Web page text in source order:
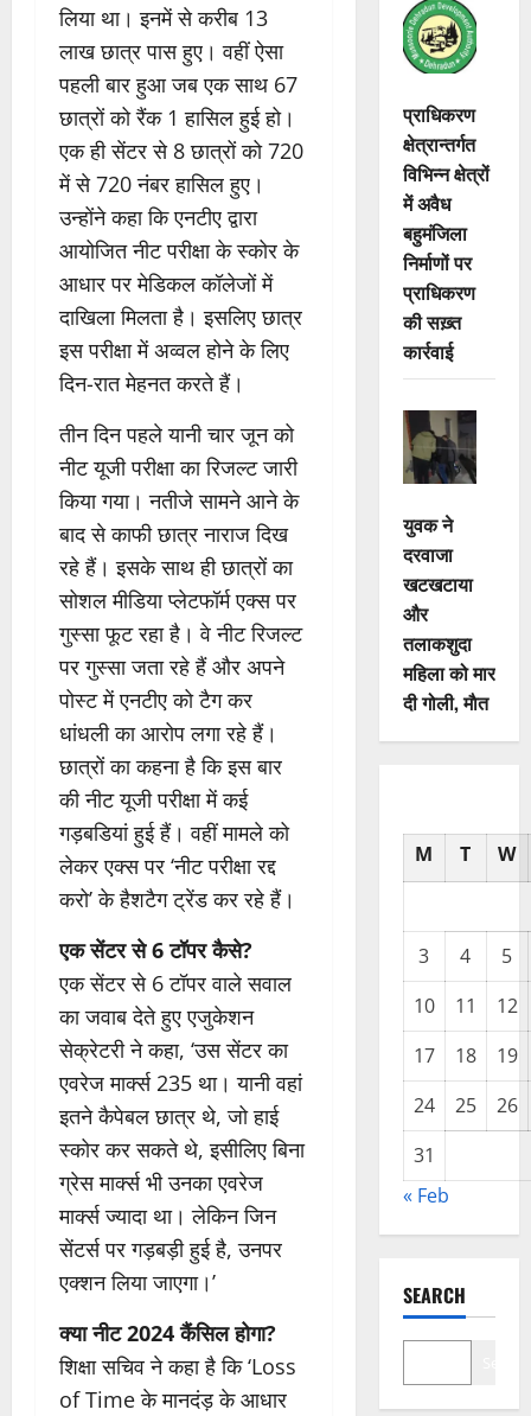
लिया था। इनमें से करीब 13
लाख छात्र पास हुए। वहीं ऐसा
पहली बार हुआ जब एक साथ 67
छात्रों को रैंक 1 हासिल हुई हो।
एक ही सेंटर से 8 छात्रों को 720
में से 720 नंबर हासिल हुए।
उन्होंने कहा कि एनटीए द्वारा
आयोजित नीट परीक्षा के स्कोर के
आधार पर मेडिकल कॉलेजों में
दाखिला मिलता है। इसलिए छात्र
इस परीक्षा में अव्वल होने के लिए
दिन-रात मेहनत करते हैं।
तीन दिन पहले यानी चार जून को
नीट यूजी परीक्षा का रिजल्ट जारी
किया गया। नतीजे सामने आने के
बाद से काफी छात्र नाराज दिख
रहे हैं। इसके साथ ही छात्रों का
सोशल मीडिया प्लेटफॉर्म एक्स पर
गुस्सा फूट रहा है। वे नीट रिजल्ट
पर गुस्सा जता रहे हैं और अपने
पोस्ट में एनटीए को टैग कर
धांधली का आरोप लगा रहे हैं।
छात्रों का कहना है कि इस बार
की नीट यूजी परीक्षा में कई
गड़बडियां हुई हैं। वहीं मामले को
लेकर एक्स पर ‘नीट परीक्षा रद्द
करो’ के हैशटैग ट्रेंड कर रहे हैं।
एक सेंटर से 6 टॉपर कैसे?
एक सेंटर से 6 टॉपर वाले सवाल
का जवाब देते हुए एजुकेशन
सेक्रेटरी ने कहा, ‘उस सेंटर का
एवरेज मार्क्स 235 था। यानी वहां
इतने कैपेबल छात्र थे, जो हाई
स्कोर कर सकते थे, इसीलिए बिना
ग्रेस मार्क्स भी उनका एवरेज
मार्क्स ज्यादा था। लेकिन जिन
सेंटर्स पर गड़बड़ी हुई है, उनपर
एक्शन लिया जाएगा।’
क्या नीट 2024 कैंसिल होगा?
शिक्षा सचिव ने कहा है कि ‘Loss
of Time के मानदंड़ के आधार
प्राधिकरण
क्षेत्रान्तर्गत
विभिन्न क्षेत्रों
में अवैध
बहुमंजिला
निर्माणों पर
प्राधिकरण
की सख़्त
कार्रवाई
युवक ने
दरवाजा
खटखटाया
और
तलाकशुदा
महिला को मार
दी गोली, माैत
M T W
3 4
5
10
11
12
17
18
19
24
25
26
31
« Feb
SEARCH